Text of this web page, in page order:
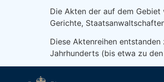
Die Akten der auf dem
Gerichte,
Diese Aktenreihen
Jahrhunderts (bis etwa zu